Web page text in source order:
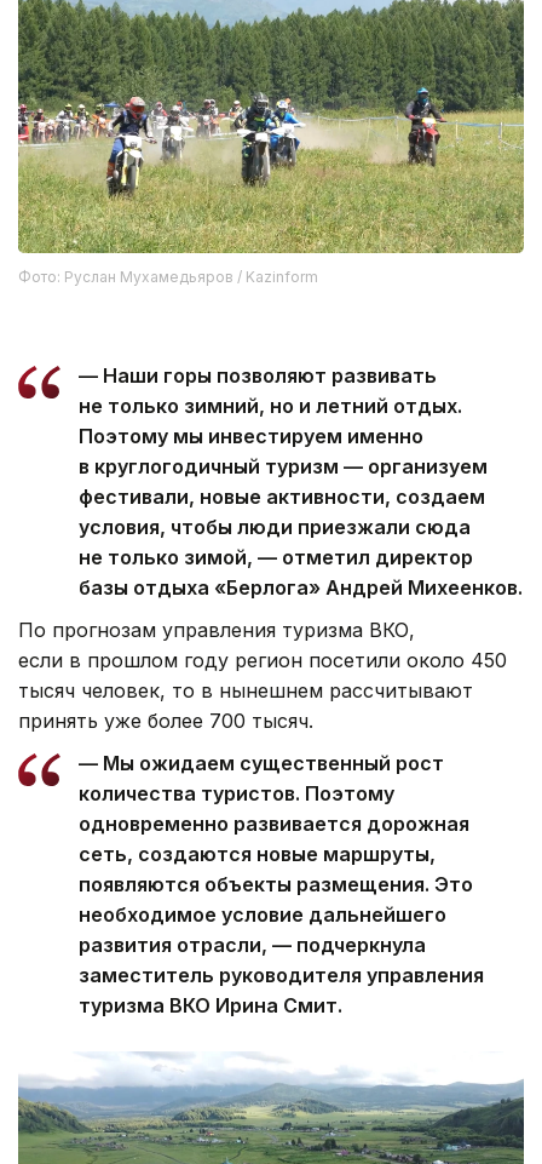
Фото: Руслан Мухамедьяров / Kazinform
— Наши горы позволяют развивать
не только зимний, но и летний отдых.
Поэтому мы инвестируем именно
в круглогодичный туризм — организуем
фестивали, новые активности, создаем
условия, чтобы люди приезжали сюда
не только зимой, — отметил директор
базы отдыха «Берлога» Андрей Михеенков.
По прогнозам управления туризма ВКО,
если в прошлом году регион посетили около 450
тысяч человек, то в нынешнем рассчитывают
принять уже более 700 тысяч.
— Мы ожидаем существенный рост
количества туристов. Поэтому
одновременно развивается дорожная
сеть, создаются новые маршруты,
появляются объекты размещения. Это
необходимое условие дальнейшего
развития отрасли, — подчеркнула
заместитель руководителя управления
туризма ВКО Ирина Смит.